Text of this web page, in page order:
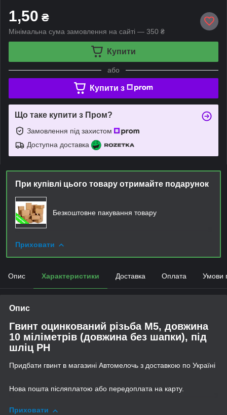
1,50 ₴
Мінімальна сума замовлення на сайті — 350 ₴
Купити
або
Купити з
Що таке купити з Пром?
Замовлення під захистом
Доступна доставка
При купівлі цього товару отримайте подарунок
Безкоштовне пакування товару
Приховати
Опис Характеристики Доставка Оплата Умови
Опис
Гвинт оцинкований різьба М5, довжина
10 міліметрів (довжина без шапки), під
шліц PH
Придбати гвинт в магазині Автомелочь з доставкою по Україні
Нова пошта післяплатою або передоплата на карту.
Приховати